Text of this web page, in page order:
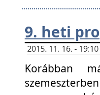
9. heti
2015. 11. 16. -
Korábban